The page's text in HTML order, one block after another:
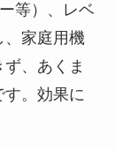
等）、レベ
、家庭用機
、あくま
す。効果に